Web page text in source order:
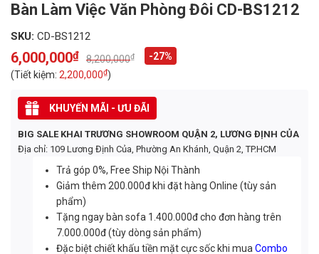
Bàn Làm Việc Văn Phòng Đôi CD-BS1212
SKU: CD-BS1212
8,200,000₫
Original
price
was:
8,200,000₫.
6,000,000₫
Current
price
is:
6,000,000₫.
-27%
(Tiết kiệm: 2,200,000₫)
KHUYẾN MÃI - ƯU ĐÃI
BIG SALE KHAI TRƯƠNG SHOWROOM QUẬN 2, LƯƠNG ĐỊNH CỦA
Địa chỉ: 109 Lương Định Của, Phường An Khánh, Quận 2, TP.HCM
Trả góp 0%, Free Ship Nội Thành
Giảm thêm 200.000đ khi đặt hàng Online (tùy sản
phẩm)
Tặng ngay bàn sofa 1.400.000đ cho đơn hàng trên
7.000.000đ (tùy dòng sản phẩm)
Đặc biệt chiết khấu tiền mặt cực sốc khi muaCombo